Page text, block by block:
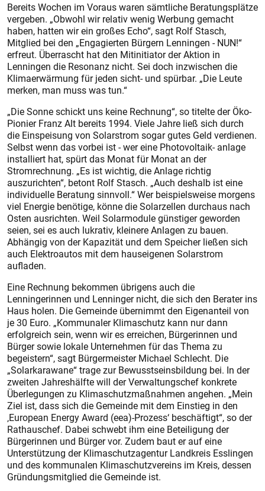
Bereits Wochen im Voraus waren sämtliche Beratungsplätze
vergeben. „Obwohl wir relativ wenig Werbung gemacht
haben, hatten wir ein großes Echo“, sagt Rolf Stasch,
Mitglied bei den „Engagierten Bürgern Lenningen - NUN!“
erfreut. Überrascht hat den Mitinitiator der Aktion in
Lenningen die Resonanz nicht. Sei doch inzwischen die
Klimaerwärmung für jeden sicht- und spürbar. „Die Leute
merken, man muss was tun.“
„Die Sonne schickt uns keine Rechnung“, so titelte der Öko-
Pionier Franz Alt bereits 1994. Viele Jahre ließ sich durch
die Einspeisung von Solarstrom sogar gutes Geld verdienen.
Selbst wenn das vorbei ist - wer eine Photovoltaik- anlage
installiert hat, spürt das Monat für Monat an der
Stromrechnung. „Es ist wichtig, die Anlage richtig
auszurichten“, betont Rolf Stasch. „Auch deshalb ist eine
individuelle Beratung sinnvoll.“ Wer beispielsweise morgens
viel Energie benötige, könne die Solarzellen durchaus nach
Osten ausrichten. Weil Solarmodule günstiger geworden
seien, sei es auch lukrativ, kleinere Anlagen zu bauen.
Abhängig von der Kapazität und dem Speicher ließen sich
auch Elektroautos mit dem hauseigenen Solarstrom
aufladen.
Eine Rechnung bekommen übrigens auch die
Lenningerinnen und Lenninger nicht, die sich den Berater ins
Haus holen. Die Gemeinde übernimmt den Eigenanteil von
je 30 Euro. „Kommunaler Klimaschutz kann nur dann
erfolgreich sein, wenn wir es erreichen, Bürgerinnen und
Bürger sowie lokale Unternehmen für das Thema zu
begeistern“, sagt Bürgermeister Michael Schlecht. Die
„Solarkarawane“ trage zur Bewusstseinsbildung bei. In der
zweiten Jahreshälfte will der Verwaltungschef konkrete
Überlegungen zu Klimaschutzmaßnahmen angehen. „Mein
Ziel ist, dass sich die Gemeinde mit dem Einstieg in den
‚European Energy Award (eea)-Prozess‘ beschäftigt“, so der
Rathauschef. Dabei schwebt ihm eine Beteiligung der
Bürgerinnen und Bürger vor. Zudem baut er auf eine
Unterstützung der Klimaschutzagentur Landkreis Esslingen
und des kommunalen Klimaschutzvereins im Kreis, dessen
Gründungsmitglied die Gemeinde ist.